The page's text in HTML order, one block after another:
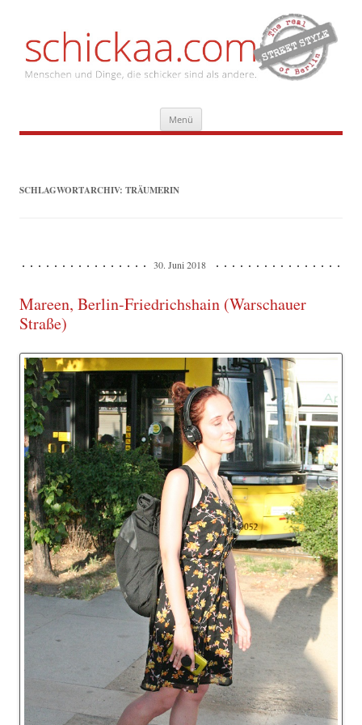
Menü Inhalt
springen
SCHLAGWORTARCHIV: TRÄUMERIN
30. Juni 2018
Mareen, Berlin-Friedrichshain (Warschauer
Straße)